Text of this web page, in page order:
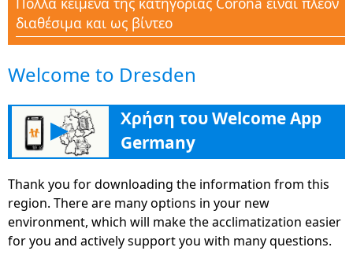
διαθέσιμα και ως βίντεο
έγγραφα είναι διαθέσιμα στην ενότητα Corona
Νέα κατηγορία Corona-Aid για την υποστήριξη
όλων των ανθρώπων σε αυτή την περίοδο της
κρίσης με γνώση
Η νέα ενότητα "Εκπαίδευση" βοηθά με πολλές
συμβουλές, διευθύνσεις και πληροφορίες για
περαιτέρω εκπαίδευση, προκειμένου να βρουν το
δρόμο τους στη γερμανική αγορά εργασίας
Welcome to Dresden
▶
Χρήση του Welcome App
Germany
Thank you for downloading the information from this
region. There are many options in your new
environment, which will make the acclimatization easier
for you and actively support you with many questions.